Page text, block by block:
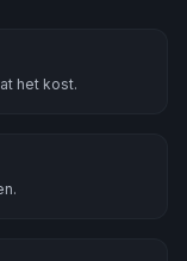
het kost.